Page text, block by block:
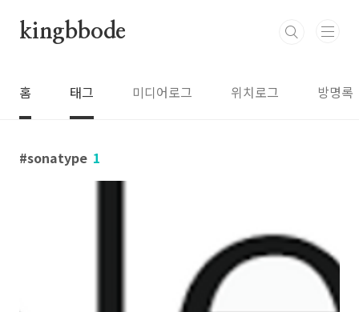
kingbbode
홈 태그 미디어로그 위치로그 방명록
sonatype 1